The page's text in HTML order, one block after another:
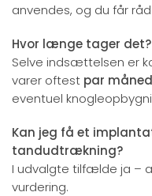
anvendes, og du får
Hvor længe tager det?
Selve indsættelsen er
varer oftest par
eventuel
Kan jeg få et
tandudtrækning?
I udvalgte tilfælde ja –
vurdering.